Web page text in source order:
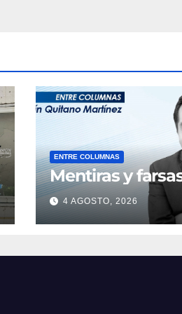
ENTRE COLUMNAS
Mentiras y
4 AGOSTO, 2026